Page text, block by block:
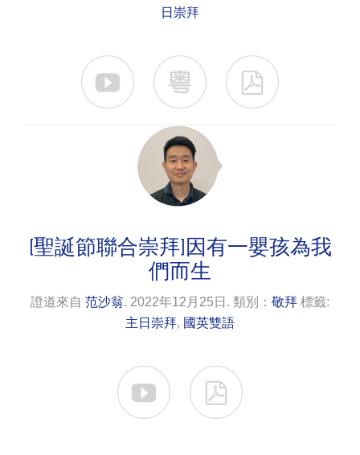
日崇拜
  
[聖誕節聯合崇拜]因有一嬰孩為我
們而生
證道來自 范沙翁. 2022年12月25日. 類別： 敬拜 標籤:
主日崇拜, 國英雙語
 